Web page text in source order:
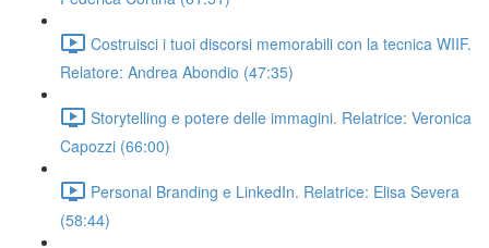
Costruisci i tuoi discorsi memorabili con la tecnica WIIF.
Relatore: Andrea Abondio (47:35)
Storytelling e potere delle immagini. Relatrice: Veronica
Capozzi (66:00)
Personal Branding e LinkedIn. Relatrice: Elisa Severa
(58:44)